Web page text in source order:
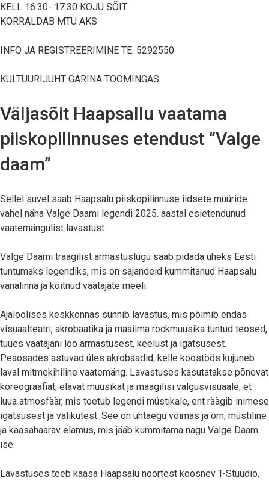
KELL 16.30- 17.30 KOJU SÕIT
KORRALDAB MTÜ AKS
INFO JA REGISTREERIMINE TE. 5292550
KULTUURIJUHT GARINA TOOMINGAS
Väljasõit Haapsallu vaatama
piiskopilinnuses etendust “Valge
daam”
Sellel suvel saab Haapsalu piiskopilinnuse iidsete müüride
vahel näha Valge Daami legendi 2025. aastal esietendunud
vaatemängulist lavastust.
Valge Daami traagilist armastuslugu saab pidada üheks Eesti
tuntumaks legendiks, mis on sajandeid kummitanud Haapsalu
vanalinna ja köitnud vaatajate meeli.
Ajaloolises keskkonnas sünnib lavastus, mis põimib endas
visuaalteatri, akrobaatika ja maailma rockmuusika tuntud teosed,
tuues vaatajani loo armastusest, keelust ja igatsusest.
Peaosades astuvad üles akrobaadid, kelle koostöös kujuneb
laval mitmekihiline vaatemäng. Lavastuses kasutatakse põnevat
koreograafiat, elavat muusikat ja maagilisi valgusvisuaale, et
luua atmosfäär, mis toetub legendi müstikale, ent räägib inimese
igatsusest ja valikutest. See on ühtaegu võimas ja õrn, müstiline
ja kaasahaarav elamus, mis jääb kummitama nagu Valge Daam
ise.
Lavastuses teeb kaasa Haapsalu noortest koosnev T-Stuudio,